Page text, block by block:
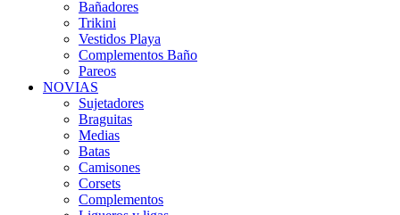
Bañadores
Trikini
Vestidos Playa
Complementos Baño
Pareos
NOVIAS
Sujetadores
Braguitas
Medias
Batas
Camisones
Corsets
Complementos